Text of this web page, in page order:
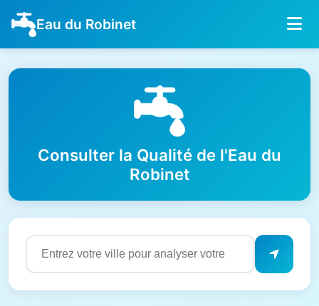
Eau du Robinet
Consulter la Qualité de l'Eau du
Robinet